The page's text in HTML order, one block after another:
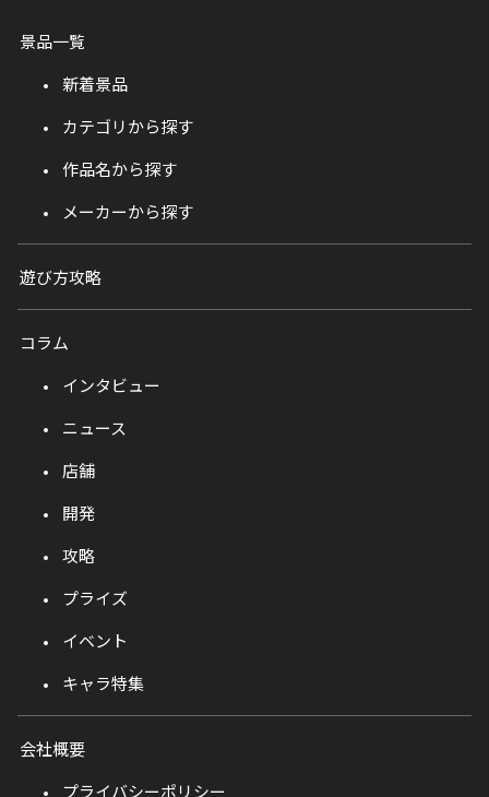
景品一覧
新着景品
カテゴリから探す
作品名から探す
メーカーから探す
遊び方攻略
コラム
インタビュー
ニュース
店舗
開発
攻略
プライズ
イベント
キャラ特集
会社概要
プライバシーポリシー